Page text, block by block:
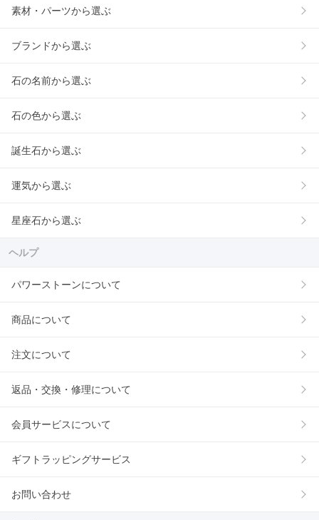
素材・パーツから選ぶ
ブランドから選ぶ
石の名前から選ぶ
石の色から選ぶ
誕生石から選ぶ
運気から選ぶ
星座石から選ぶ
ヘルプ
パワーストーンについて
商品について
注文について
返品・交換・修理について
会員サービスについて
ギフトラッピングサービス
お問い合わせ